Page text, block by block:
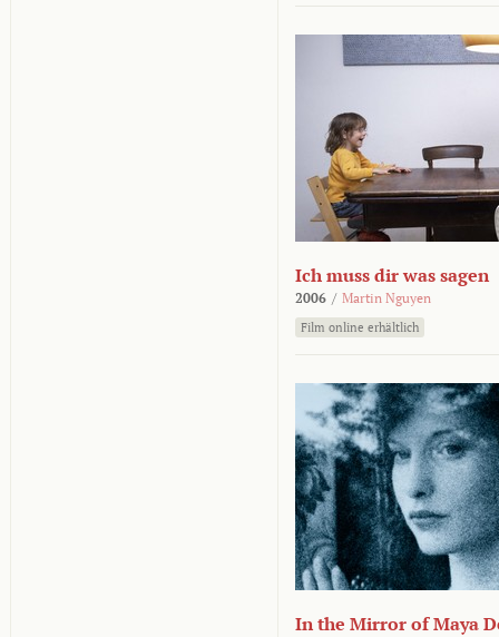
Ich muss dir was sagen
2006 / Martin Nguyen
Film online erhältlich
In the Mirror of Maya